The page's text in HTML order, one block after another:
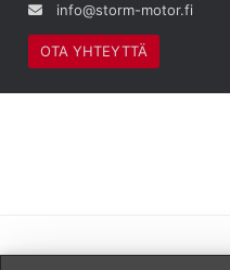
info@storm-motor.fi
OTA YHTEYTTÄ